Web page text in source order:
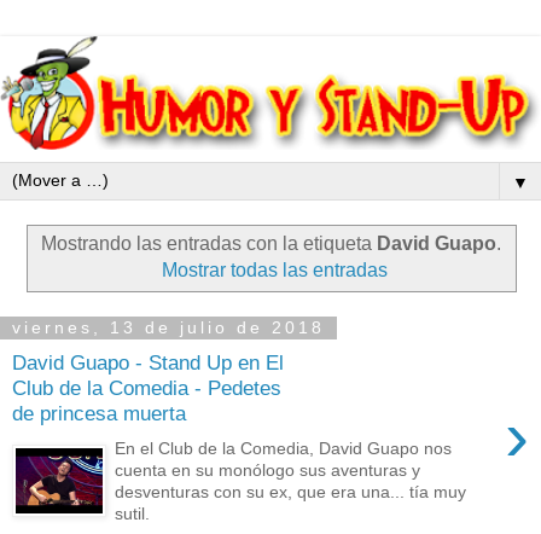
▼
Mostrando las entradas con la etiqueta David Guapo.
Mostrar todas las entradas
viernes, 13 de julio de 2018
David Guapo - Stand Up en El
Club de la Comedia - Pedetes
de princesa muerta
›
En el Club de la Comedia, David Guapo nos
cuenta en su monólogo sus aventuras y
desventuras con su ex, que era una... tía muy
sutil.